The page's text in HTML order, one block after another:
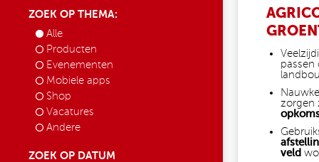
ZOEK OP THEMA:
Alle
Producten
Evenementen
Mobiele apps
Shop
Vacatures
Andere
ZOEK OP DATUM
passen
zorgen
veld